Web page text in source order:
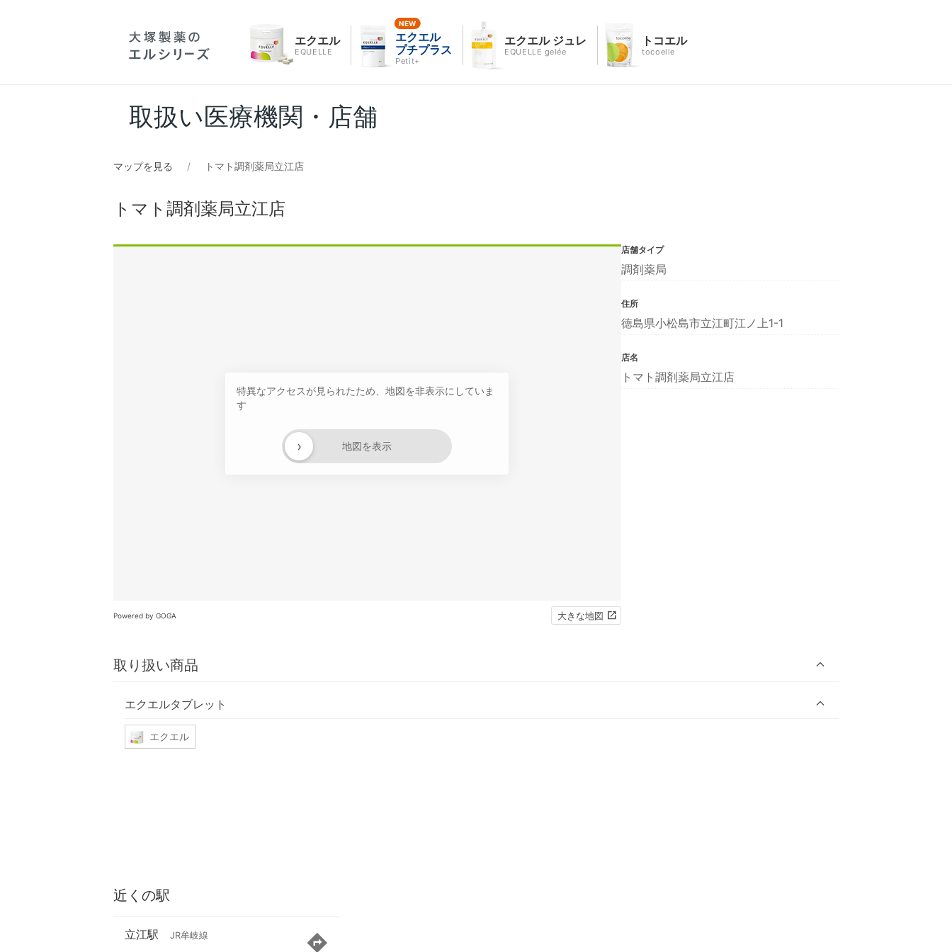
エクエル
EQUELLE
エクエル
プチプラス
Petit+
エクエル ジュレ
EQUELLE gelée
トコエル
tocoelle
取扱い医療機関・店舗
マップを見る トマト調剤薬局立江店
トマト調剤薬局立江店
特異なアクセスが見られたため、地図を非表示にしていま
す
地図を表示
›
Powered by GOGA 大きな地図
取り扱い商品
エクエルタブレット
エクエル
店舗タイプ
調剤薬局
住所
徳島県小松島市立江町江ノ上1-1
店名
トマト調剤薬局立江店
近くの駅
立江駅 JR牟岐線